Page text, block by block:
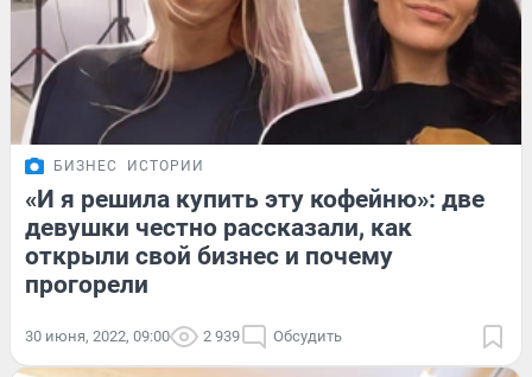
БИЗНЕС ИСТОРИИ
«И я решила купить эту кофейню»: две
девушки честно рассказали, как
открыли свой бизнес и почему
прогорели
30 июня, 2022, 09:00 2 939 Обсудить